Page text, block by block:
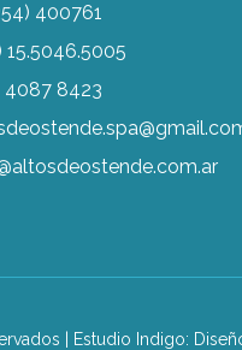
400761
15.5046.5005
4087 8423
| Estudio Indigo: